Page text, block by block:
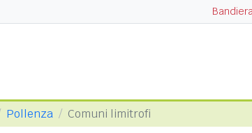
Pollenza Comuni limitrofi